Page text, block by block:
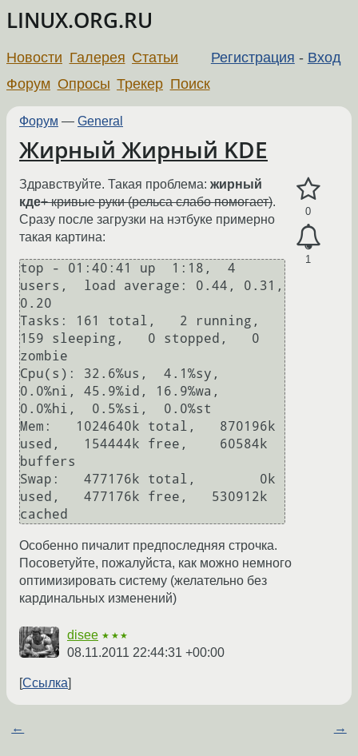
LINUX.ORG.RU
Регистрация - Вход
Новости Галерея Статьи
Форум Опросы Трекер Поиск
Форум — General
Жирный Жирный KDE
0
1
Здравствуйте. Такая проблема: жирный
кде+ кривые руки (рельса слабо помогает).
Сразу после загрузки на нэтбуке примерно
такая картина:
top - 01:40:41 up  1:18,  4
users,  load average: 0.44, 0.31,
0.20
Tasks: 161 total,   2 running,
159 sleeping,   0 stopped,   0
zombie
Cpu(s): 32.6%us,  4.1%sy,
0.0%ni, 45.9%id, 16.9%wa,
0.0%hi,  0.5%si,  0.0%st
Mem:   1024640k total,   870196k
used,   154444k free,    60584k
buffers
Swap:   477176k total,        0k
used,   477176k free,   530912k
Особенно пичалит предпоследняя строчка.
Посоветуйте, пожалуйста, как можно немного
оптимизировать систему (желательно без
кардинальных изменений)
disee ★★★
08.11.2011 22:44:31 +00:00
Ссылка
← →